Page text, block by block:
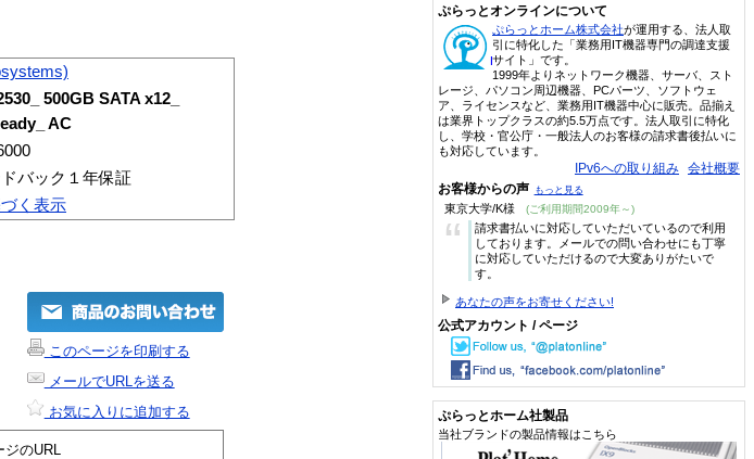
500GB SATA x12_
AC
バック１年保証
く表示
このページを印刷する
メールでURLを送る
お気に入りに追加する
のURL
ぷらっとオンラインについて
ぷらっとホーム株式会社が運用する、法人取
引に特化した「業務用IT機器専門の調達支援
サイト」です。
1999年よりネットワーク機器、サーバ、スト
レージ、パソコン周辺機器、PCパーツ、ソフトウェ
ア、ライセンスなど、業務用IT機器中心に販売。品揃え
は業界トップクラスの約5.5万点です。法人取引に特化
し、学校・官公庁・一般法人のお客様の請求書後払いに
も対応しています。
IPv6への取り組み 会社概要
お客様からの声 もっと見る
東京大学/K様 (ご利用期間2009年～)
“
請求書払いに対応していただいているので利用
しております。メールでの問い合わせにも丁寧
に対応していただけるので大変ありがたいで
す。
あなたの声をお寄せください!
公式アカウント / ページ
ぷらっとホーム社製品
当社ブランドの製品情報はこちら